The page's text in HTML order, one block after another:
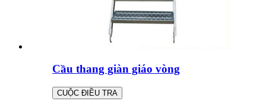
Cầu thang giàn giáo vòng
CUỘC ĐIỀU TRA